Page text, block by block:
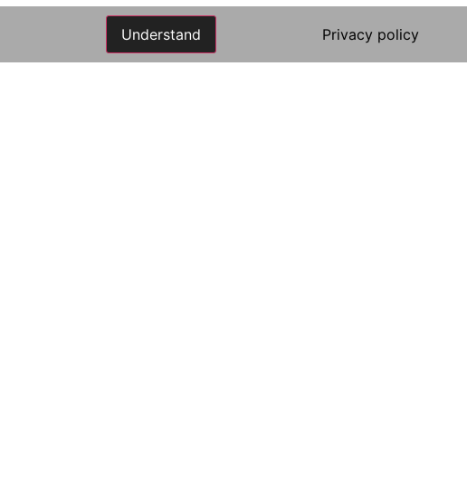
Understand Privacy policy